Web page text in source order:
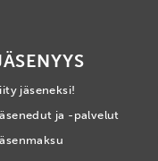
jäseneksi!
ja -palvelut